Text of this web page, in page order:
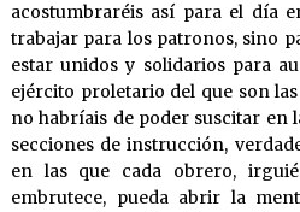
acostumbraréis así para el día
trabajar para los patronos, sino
estar unidos y solidarios para
ejército proletario del que son
no habríais de poder suscitar en
secciones de instrucción,
en las que cada obrero,
embrutece, pueda abrir la